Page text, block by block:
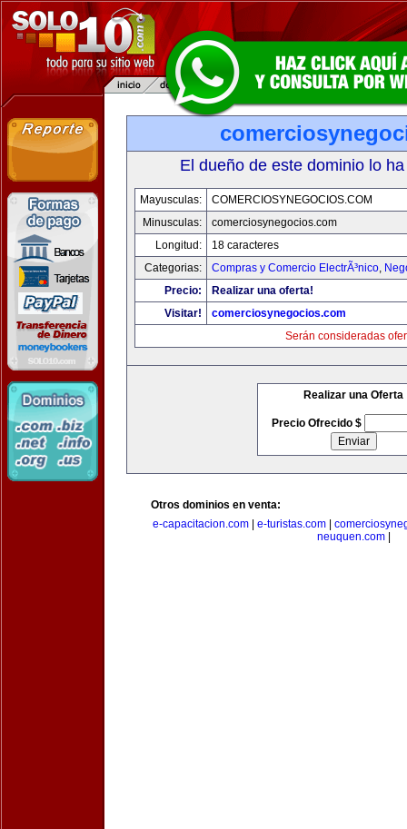
El dueño de este dominio lo
Mayusculas:
COMERCIOSYNEGOCIOS.COM
Minusculas:
comerciosynegocios.com
Longitud:
18 caracteres
Categorias:
Compras y Comercio ElectrÃ³nico,
Precio:
Realizar una oferta!
Visitar!
comerciosynegocios.com
Serán consideradas
Realizar una Oferta
Precio Ofrecido $
Otros dominios en venta:
e-capacitacion.com
e-turistas.com
neuquen.com|